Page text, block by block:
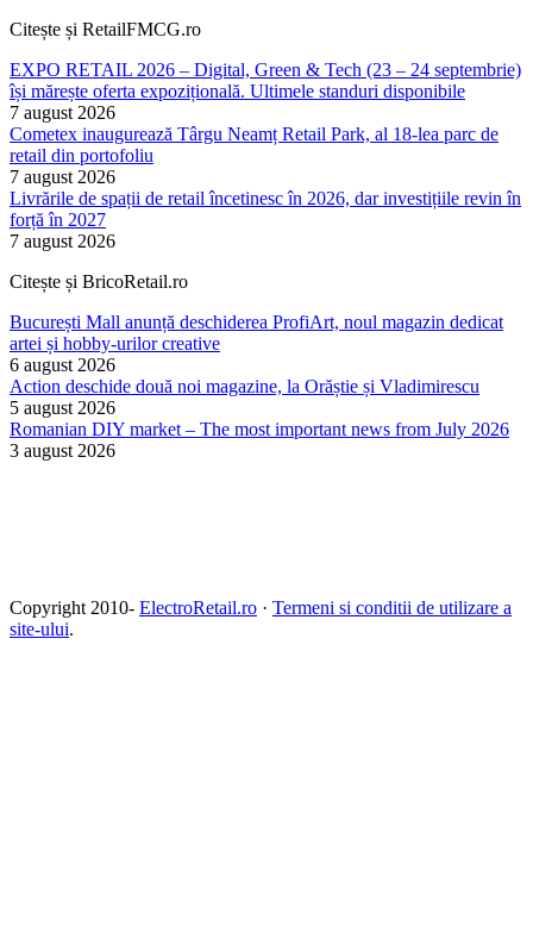
Citește și RetailFMCG.ro
EXPO RETAIL 2026 – Digital, Green & Tech (23 – 24 septembrie)
își mărește oferta expozițională. Ultimele standuri disponibile
7 august 2026
Cometex inaugurează Târgu Neamț Retail Park, al 18-lea parc de
retail din portofoliu
7 august 2026
Livrările de spații de retail încetinesc în 2026, dar investițiile revin în
forță în 2027
7 august 2026
Citește și BricoRetail.ro
București Mall anunță deschiderea ProfiArt, noul magazin dedicat
artei și hobby-urilor creative
6 august 2026
Action deschide două noi magazine, la Orăștie și Vladimirescu
5 august 2026
Romanian DIY market – The most important news from July 2026
3 august 2026
Copyright 2010- ElectroRetail.ro · Termeni si conditii de utilizare a
site-ului.